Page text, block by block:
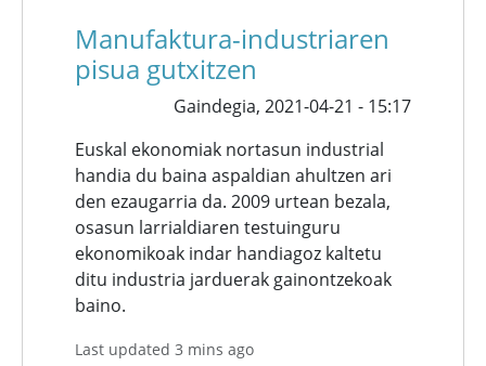
Manufaktura-industriaren
pisua gutxitzen
Gaindegia, 2021-04-21 - 15:17
Euskal ekonomiak nortasun industrial
handia du baina aspaldian ahultzen ari
den ezaugarria da. 2009 urtean bezala,
osasun larrialdiaren testuinguru
ekonomikoak indar handiagoz kaltetu
ditu industria jarduerak gainontzekoak
baino.
Last updated 3 mins ago